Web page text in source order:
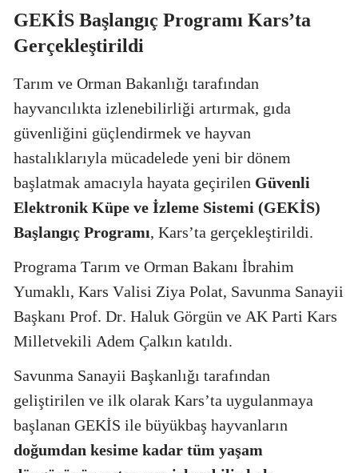
GEKİS Başlangıç Programı Kars’ta
Gerçekleştirildi
Tarım ve Orman Bakanlığı tarafından
hayvancılıkta izlenebilirliği artırmak, gıda
güvenliğini güçlendirmek ve hayvan
hastalıklarıyla mücadelede yeni bir dönem
başlatmak amacıyla hayata geçirilen Güvenli
Elektronik Küpe ve İzleme Sistemi (GEKİS)
Başlangıç Programı, Kars’ta gerçekleştirildi.
Programa Tarım ve Orman Bakanı İbrahim
Yumaklı, Kars Valisi Ziya Polat, Savunma Sanayii
Başkanı Prof. Dr. Haluk Görgün ve AK Parti Kars
Milletvekili Adem Çalkın katıldı.
Savunma Sanayii Başkanlığı tarafından
geliştirilen ve ilk olarak Kars’ta uygulanmaya
başlanan GEKİS ile büyükbaş hayvanların
doğumdan kesime kadar tüm yaşam